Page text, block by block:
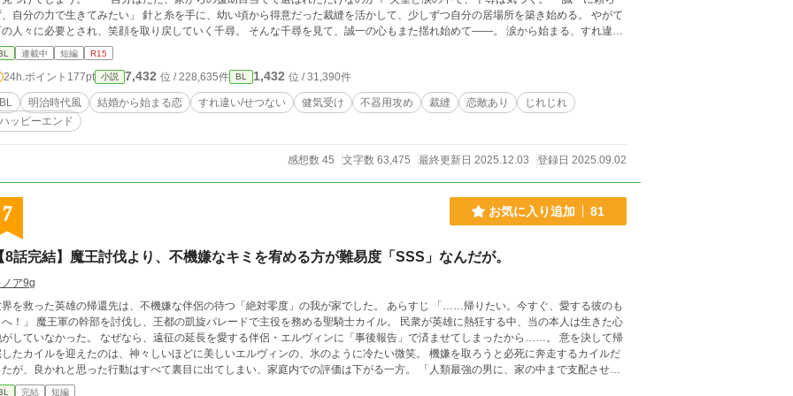
自分の力で生きてみたい」 針と糸を手に、幼い頃から得意だった裁縫を活かして、少しずつ自分の居場所を築き始める。 やがて
人々に必要とされ、笑顔を取り戻していく千尋。 そんな千尋を見て、誠一の心もまた揺れ始めて――。 涙から始まる、すれ違い
恋の物語。 ※本作は明治時代初期～中期をイメージしていますが、BL作品としての物語性を重視し、史実とは異なる設
定や表現があります。 ※誤字脱字などお気づきの点があるかもしれませんが、温かい目で読んでいただければ嬉しいです。
連載中 短編 R15
24h.ポイント 177pt 小説 7,432 位 / 228,635件 BL 1,432 位 / 31,390件
BL 明治時代風 結婚から始まる恋 すれ違い/せつない 健気受け 不器用攻め 裁縫 恋敵あり
じれじれ
ハッピーエンド
感想数 45 文字数 63,475 最終更新日 2025.12.03 登録日 2025.09.02
7 お気に入り追加 81
8話完結】魔王討伐より、不機嫌なキミを宥める方が難易度「SSS」なんだが。
ノア9g
を救った英雄の帰還先は、不機嫌な伴侶の待つ「絶対零度」の我が家でした。 あらすじ 「……帰りたい。今すぐ、愛する彼のも
、王都の凱旋パレードで主役を務める聖騎士カイル。 民衆が英雄に熱狂する中、当の本人は生きた心
していなかった。 なぜなら、遠征の延長を愛する伴侶・エルヴィンに「事後報告」で済ませてしまったから……。 意を決して帰
たカイルを迎えたのは、神々しいほどに美しいエルヴィンの、氷のように冷たい微笑。 機嫌を取ろうと必死に奔走するカイルだ
が、良かれと思った行動はすべて裏目に出てしまい、家庭内での評価は下がる一方。 「人類最強の男に、家の中まで支配させて
か」 毒舌、几帳面、そして誰よりも不器用な愛情。 最強の聖騎士といえど、愛する人の心の機微という名の迷宮に
完結 短編